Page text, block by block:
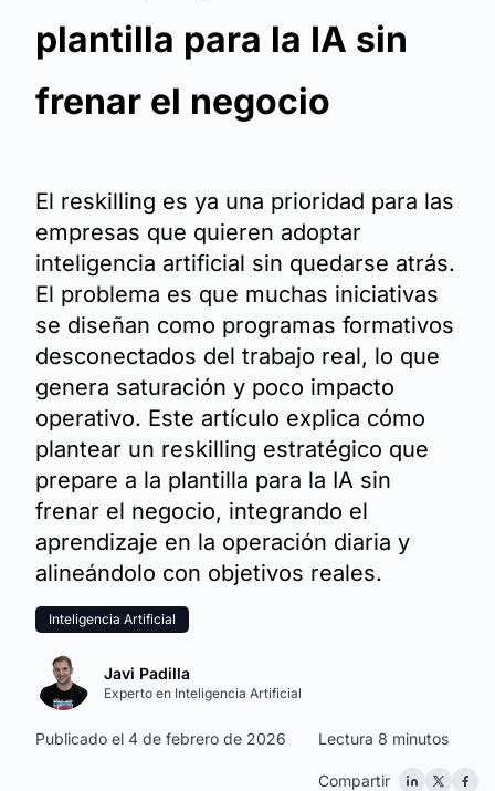
plantilla para la IA sin
frenar el negocio
El reskilling es ya una prioridad para las
empresas que quieren adoptar
inteligencia artificial sin quedarse atrás.
El problema es que muchas iniciativas
se diseñan como programas formativos
desconectados del trabajo real, lo que
genera saturación y poco impacto
operativo. Este artículo explica cómo
plantear un reskilling estratégico que
prepare a la plantilla para la IA sin
frenar el negocio, integrando el
aprendizaje en la operación diaria y
alineándolo con objetivos reales.
Inteligencia Artificial
Javi Padilla
Experto en Inteligencia Artificial
Lectura 8 minutos
Publicado el 4 de febrero de 2026
Compartir